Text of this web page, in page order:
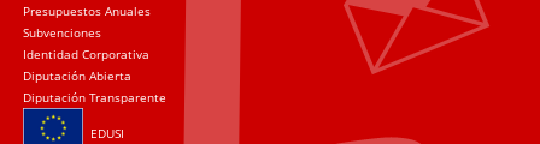
Presupuestos Anuales
Subvenciones
Identidad Corporativa
Diputación Abierta
Diputación Transparente
EDUSI